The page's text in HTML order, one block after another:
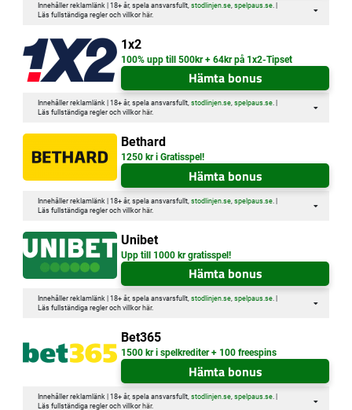
Innehåller reklamlänk | 18+ år, spela ansvarsfullt, stodlinjen.se, spelpaus.se. |
Läs fullständiga regler och villkor här.
1x2
100% upp till 500kr + 64kr på 1x2-Tipset
Hämta bonus
Innehåller reklamlänk | 18+ år, spela ansvarsfullt, stodlinjen.se, spelpaus.se. |
Läs fullständiga regler och villkor här.
Bethard
1250 kr i Gratisspel!
Hämta bonus
Innehåller reklamlänk | 18+ år, spela ansvarsfullt, stodlinjen.se, spelpaus.se. |
Läs fullständiga regler och villkor här.
Unibet
Upp till 1000 kr gratisspel!
Hämta bonus
Innehåller reklamlänk | 18+ år, spela ansvarsfullt, stodlinjen.se, spelpaus.se. |
Läs fullständiga regler och villkor här.
Bet365
1500 kr i spelkrediter + 100 freespins
Hämta bonus
Innehåller reklamlänk | 18+ år, spela ansvarsfullt, stodlinjen.se, spelpaus.se. |
Läs fullständiga regler och villkor här.